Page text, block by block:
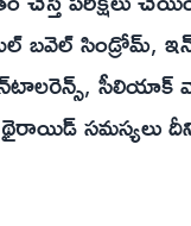
బవెల్‌ సిండ్రోమ్‌,
సీలియాక్‌
థైరాయిడ్‌ సమస్యలు